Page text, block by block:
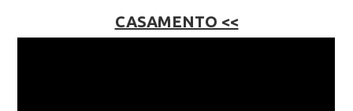
CASAMENTO <<